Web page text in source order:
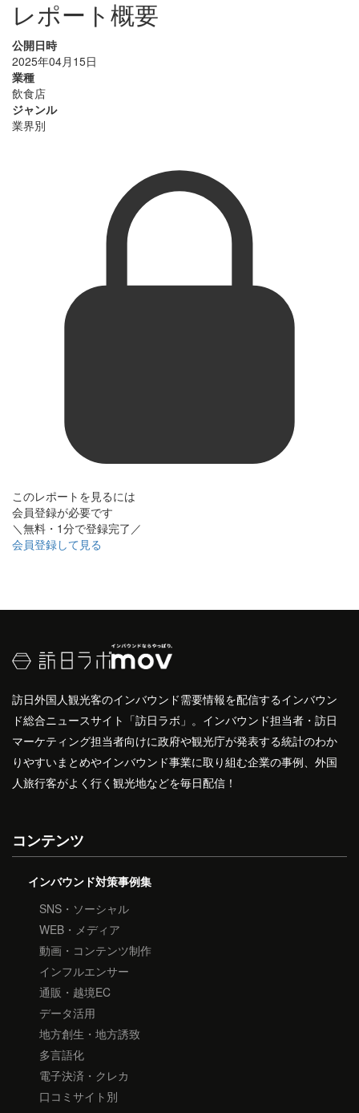
レポート概要
公開日時
2025年04月15日
業種
飲食店
ジャンル
業界別
このレポートを見るには
会員登録が必要です
＼無料・1分で登録完了／
会員登録して見る
訪日外国人観光客のインバウンド需要情報を配信するインバウン
ド総合ニュースサイト「訪日ラボ」。インバウンド担当者・訪日
マーケティング担当者向けに政府や観光庁が発表する統計のわか
りやすいまとめやインバウンド事業に取り組む企業の事例、外国
人旅行客がよく行く観光地などを毎日配信！
コンテンツ
インバウンド対策事例集
SNS・ソーシャル
WEB・メディア
動画・コンテンツ制作
インフルエンサー
通販・越境EC
データ活用
地方創生・地方誘致
多言語化
電子決済・クレカ
口コミサイト別